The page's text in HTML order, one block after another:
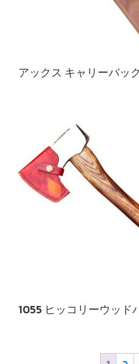
アックス キャリーバッ
1055 ヒッコリーウッ